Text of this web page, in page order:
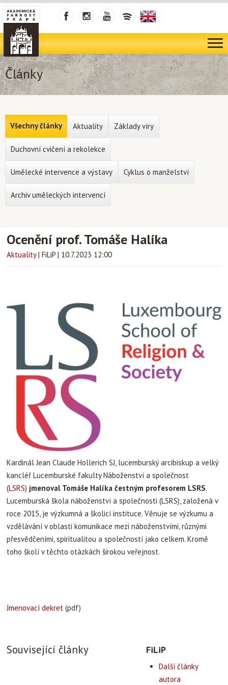
Články
Ocenění prof. Tomáše Halíka
Aktuality | FiLiP | 10.7.2023 12:00
Kardinál Jean Claude Hollerich SJ, lucemburský arcibiskup a velký
kancléř Lucemburské fakulty Náboženství a společnost
(LSRS) jmenoval Tomáše Halíka čestným profesorem LSRS.
Lucemburská škola náboženství a společnosti (LSRS), založená v
roce 2015, je výzkumná a školicí instituce. Věnuje se výzkumu a
vzdělávání v oblasti komunikace mezi náboženstvími, různými
přesvědčeními, spiritualitou a společností jako celkem. Kromě
toho školí v těchto otázkách širokou veřejnost.
Jmenovací dekret (pdf)
Související články FiLiP
Další články
autora
Všechny články Aktuality Základy víry
Duchovní cvičení a rekolekce
Umělecké intervence a výstavy Cyklus o manželství
Archiv uměleckých intervencí